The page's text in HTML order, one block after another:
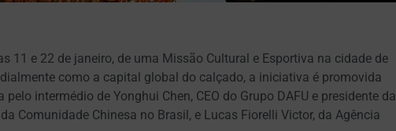
11 e 22 de janeiro, de uma Missão Cultural e Esportiva na cidade de
como a capital global do calçado, a iniciativa é promovida
intermédio de Yonghui Chen, CEO do Grupo DAFU e presidente da
Comunidade Chinesa no Brasil, e Lucas Fiorelli Victor, da Agência